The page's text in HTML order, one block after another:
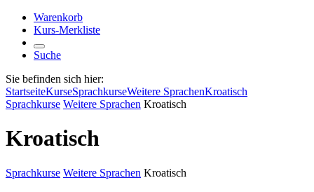
Warenkorb
Kurs-Merkliste
Suche
Sie befinden sich hier:
StartseiteKurseSprachkurseWeitere SprachenKroatisch
Sprachkurse Weitere Sprachen Kroatisch
Kroatisch
Sprachkurse Weitere Sprachen Kroatisch